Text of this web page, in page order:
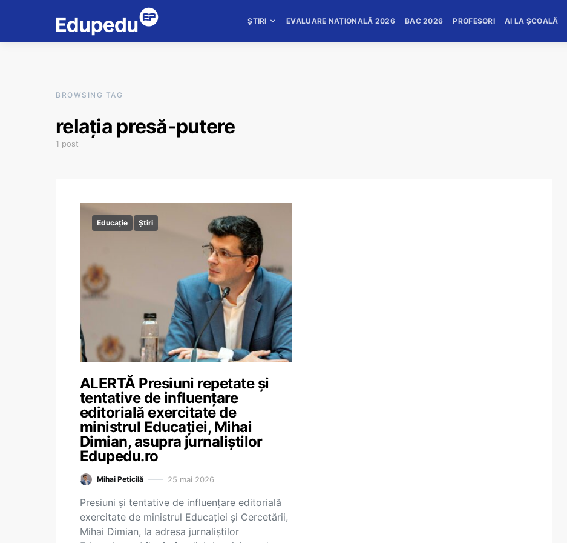
ȘTIRI EVALUARE NAȚIONALĂ 2026 BAC 2026 PROFESORI AI LA ȘCOALĂ
BROWSING TAG
relația presă-putere
1 post
Educație Știri
ALERTĂ Presiuni repetate și
tentative de influențare
editorială exercitate de
ministrul Educației, Mihai
Dimian, asupra jurnaliștilor
Edupedu.ro
Mihai Peticilă 25 mai 2026
Presiuni și tentative de influențare editorială
exercitate de ministrul Educației și Cercetării,
Mihai Dimian, la adresa jurnaliștilor